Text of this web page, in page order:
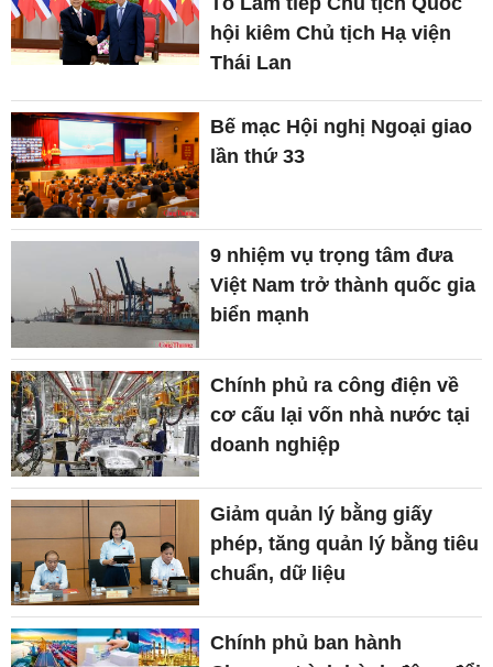
hội kiêm Chủ tịch Hạ viện
Thái Lan
Bế mạc Hội nghị Ngoại giao
lần thứ 33
9 nhiệm vụ trọng tâm đưa
Việt Nam trở thành quốc gia
biển mạnh
Chính phủ ra công điện về
cơ cấu lại vốn nhà nước tại
doanh nghiệp
Giảm quản lý bằng giấy
phép, tăng quản lý bằng tiêu
chuẩn, dữ liệu
Chính phủ ban hành